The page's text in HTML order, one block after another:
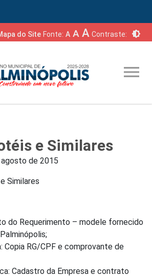
do Site Fonte: A A A Contraste: brightness_6
menu
e Similares
de 2015
Similares
do Requerimento – modele fornecido
Copia RG/CPF e comprovante de
Cadastro da Empresa e contrato